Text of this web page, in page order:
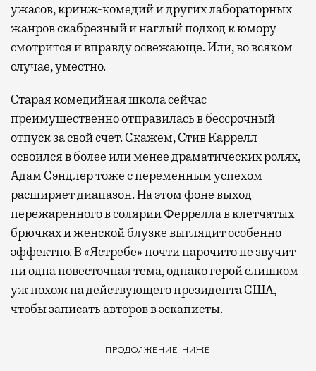
ужасов, кринж-комедий и других лабораторных
жанров скабрезный и наглый подход к юмору
смотрится и вправду освежающе. Или, во всяком
случае, уместно.
Старая комедийная школа сейчас
преимущественно отправилась в бессрочный
отпуск за свой счет. Скажем, Стив Каррелл
освоился в более или менее драматических ролях,
Адам Сэндлер тоже с переменным успехом
расширяет диапазон. На этом фоне выход
пережаренного в солярии Феррелла в клетчатых
брючках и женской блузке выглядит особенно
эффектно. В «Ястребе» почти нарочито не звучит
ни одна повесточная тема, однако герой слишком
уж похож на действующего президента США,
чтобы записать авторов в эскаписты.
ПРОДОЛЖЕНИЕ НИЖЕ